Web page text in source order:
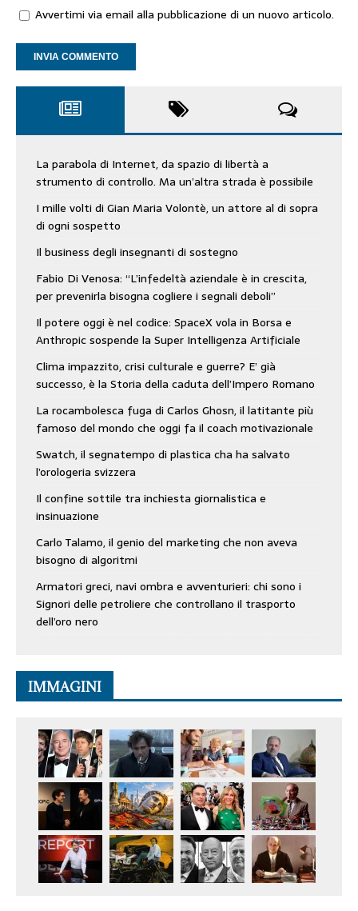
Avvertimi via email alla pubblicazione di un nuovo articolo.
La parabola di Internet, da spazio di libertà a
strumento di controllo. Ma un’altra strada è possibile
I mille volti di Gian Maria Volontè, un attore al di sopra
di ogni sospetto
Il business degli insegnanti di sostegno
Fabio Di Venosa: “L’infedeltà aziendale è in crescita,
per prevenirla bisogna cogliere i segnali deboli”
Il potere oggi è nel codice: SpaceX vola in Borsa e
Anthropic sospende la Super Intelligenza Artificiale
Clima impazzito, crisi culturale e guerre? E’ già
successo, è la Storia della caduta dell’Impero Romano
La rocambolesca fuga di Carlos Ghosn, il latitante più
famoso del mondo che oggi fa il coach motivazionale
Swatch, il segnatempo di plastica cha ha salvato
l’orologeria svizzera
Il confine sottile tra inchiesta giornalistica e
insinuazione
Carlo Talamo, il genio del marketing che non aveva
bisogno di algoritmi
Armatori greci, navi ombra e avventurieri: chi sono i
Signori delle petroliere che controllano il trasporto
dell’oro nero
IMMAGINI